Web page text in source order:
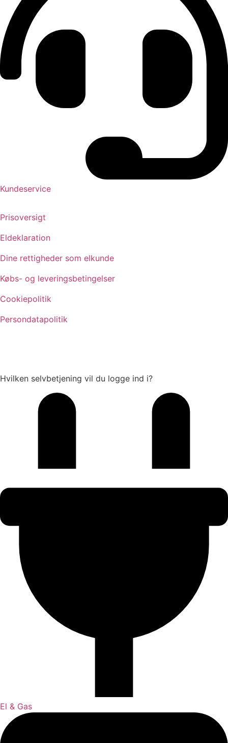
Kundeservice
Prisoversigt
Eldeklaration
Dine rettigheder som elkunde
Købs- og leveringsbetingelser
Cookiepolitik
Persondatapolitik
Hvilken selvbetjening vil du logge ind i?
El & Gas